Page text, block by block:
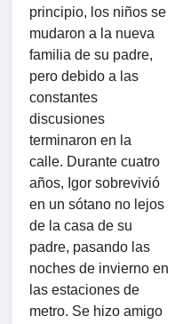
principio, los niños se
mudaron a la nueva
familia de su padre,
pero debido a las
constantes
discusiones
terminaron en la
calle. Durante cuatro
años, Igor sobrevivió
en un sótano no lejos
de la casa de su
padre, pasando las
noches de invierno en
las estaciones de
metro. Se hizo amigo